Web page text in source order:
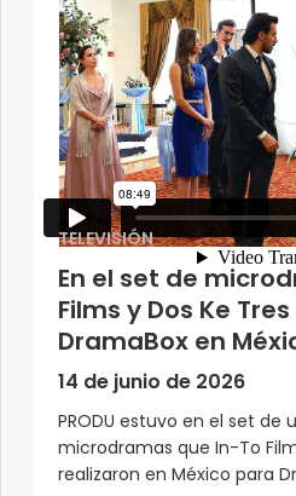
TELEVISIÓN
En el set de
Films y Dos Ke
DramaBox en
14 de junio de 2026
PRODU estuvo en el set de
microdramas que In-To
realizaron en México para